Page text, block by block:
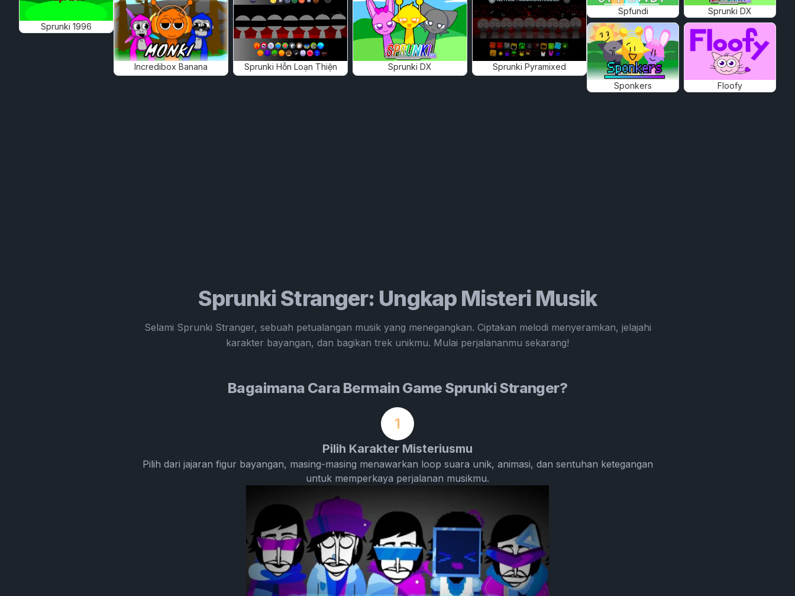
Sprunki 1996
Incredibox Banana Sprunki Hỗn Loạn Thiện Sprunki DX Sprunki Pyramixed
Spfundi Sprunki DX
Sponkers Floofy
Sprunki Stranger: Ungkap Misteri Musik
Selami Sprunki Stranger, sebuah petualangan musik yang menegangkan. Ciptakan melodi menyeramkan, jelajahi
karakter bayangan, dan bagikan trek unikmu. Mulai perjalananmu sekarang!
Bagaimana Cara Bermain Game Sprunki Stranger?
1
Pilih Karakter Misteriusmu
Pilih dari jajaran figur bayangan, masing-masing menawarkan loop suara unik, animasi, dan sentuhan ketegangan
untuk memperkaya perjalanan musikmu.